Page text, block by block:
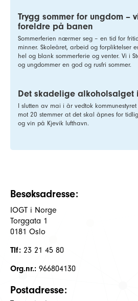
Trygg sommer for ungdom –
foreldre på banen
Sommerferien nærmer seg – en tid for
minner. Skoleåret, arbeid og forpliktelser
hel og blank sommerferie og venter. Vi i
og ungdommer en god og rusfri sommer.
Det skadelige alkoholsalget
I slutten av mai i år vedtok
mot 20 stemmer at det skal åpnes for
og vin på Kjevik lufthavn.
Besøksadresse:
IOGT i Norge
Torggata 1
0181 Oslo
Tlf: 23 21 45 80
Org.nr.: 966804130
Postadresse: